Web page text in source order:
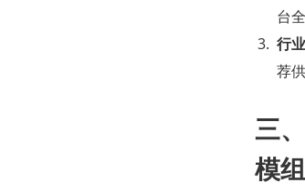
台
行
荐
三
模